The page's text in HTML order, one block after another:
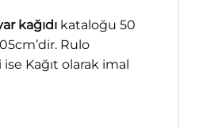
kağıdı kataloğu 50
Rulo
Kağıt olarak imal